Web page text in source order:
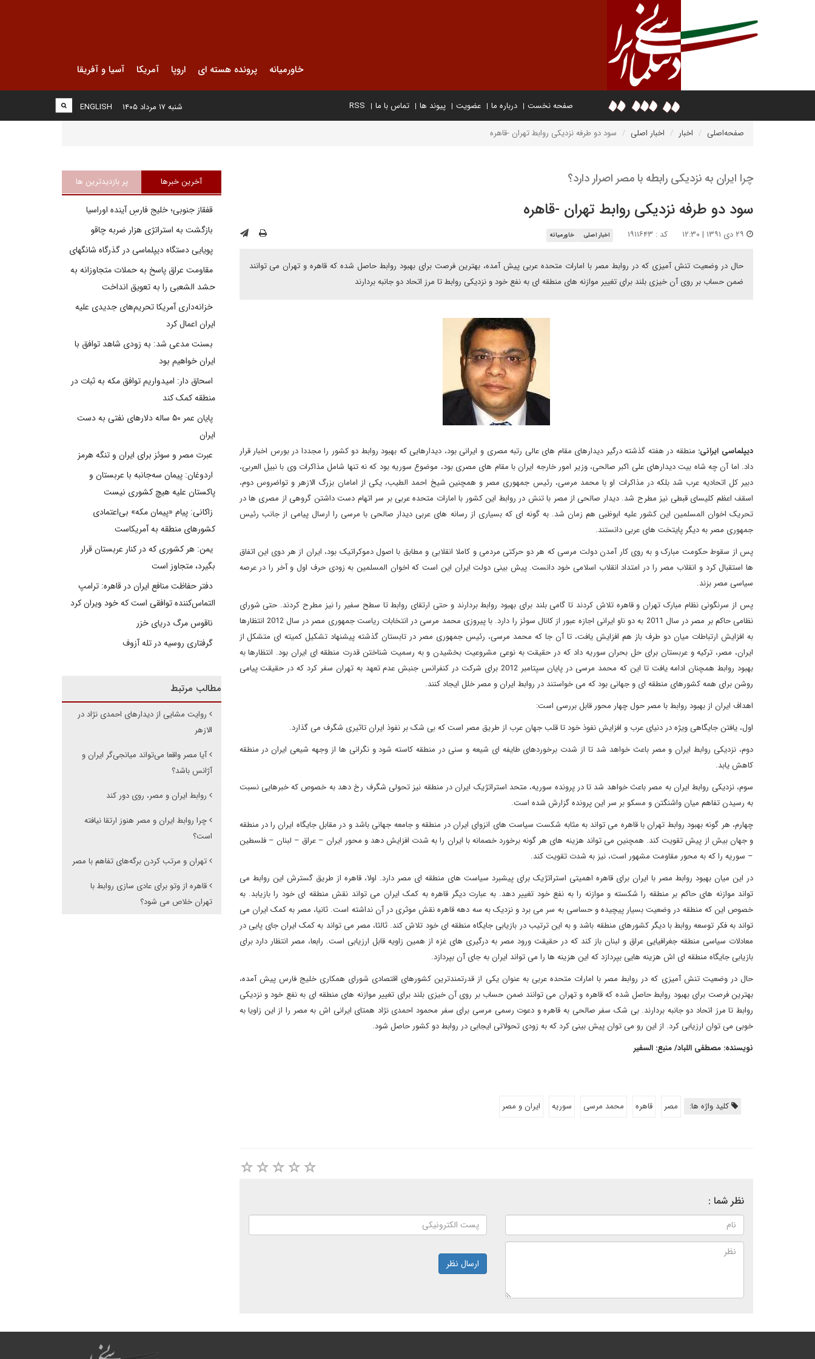
خاورمیانه پرونده هسته ای اروپا آمریکا آسیا و آفریقا
صفحه نخست درباره ما عضویت پیوند ها تماس با ما RSS
ENGLISH شنبه ۱۷ مرداد ۱۴۰۵
صفحه‌اصلی اخبار اخبار اصلی سود دو طرفه نزدیکی روابط تهران -قاهره
چرا ایران به نزدیکی رابطه با مصر اصرار دارد؟
سود دو طرفه نزدیکی روابط تهران -قاهره
کد : ۱۹۱۱۶۴۳ اخبار اصلی خاورمیانه
حال در وضعیت تنش آمیزی که در روابط مصر با امارات متحده عربی پیش آمده، بهترین فرصت برای بهبود روابط حاصل شده که قاهره و تهران می توانند
ضمن حساب بر روی آن خیزی بلند برای تغییر موازنه های منطقه ای به نفع خود و نزدیکی روابط تا مرز اتحاد دو جانبه بردارند
دیپلماسی ایرانی: منطقه در هفته گذشته درگیر دیدارهای مقام های عالی رتبه مصری و ایرانی بود، دیدارهایی که بهبود روابط دو کشور را مجددا در بورس اخبار قرار
داد. اما آن چه شاه بیت دیدارهای علی اکبر صالحی، وزیر امور خارجه ایران با مقام های مصری بود، موضوع سوریه بود که نه تنها شامل مذاکرات وی با نبیل العربی،
دبیر کل اتحادیه عرب شد بلکه در مذاکرات او با محمد مرسی، رئیس جمهوری مصر و همچنین شیخ احمد الطیب، یکی از امامان بزرگ الازهر و تواضروس دوم،
اسقف اعظم کلیسای قبطی نیز مطرح شد. دیدار صالحی از مصر با تنش در روابط این کشور با امارات متحده عربی بر سر اتهام دست داشتن گروهی از مصری ها در
تحریک اخوان المسلمین این کشور علیه ابوظبی هم زمان شد. به گونه ای که بسیاری از رسانه های عربی دیدار صالحی با مرسی را ارسال پیامی از جانب رئیس
جمهوری مصر به دیگر پایتخت های عربی دانستند.
پس از سقوط حکومت مبارک و به روی کار آمدن دولت مرسی که هر دو حرکتی مردمی و کاملا انقلابی و مطابق با اصول دموکراتیک بود، ایران از هر دوی این اتفاق
ها استقبال کرد و انقلاب مصر را در امتداد انقلاب اسلامی خود دانست. پیش بینی دولت ایران این است که اخوان المسلمین به زودی حرف اول و آخر را در عرصه
سیاسی مصر بزند.
پس از سرنگونی نظام مبارک تهران و قاهره تلاش کردند تا گامی بلند برای بهبود روابط بردارند و حتی ارتقای روابط تا سطح سفیر را نیز مطرح کردند. حتی شورای
نظامی حاکم بر مصر در سال 2011 به دو ناو ایرانی اجازه عبور از کانال سوئز را دارد. با پیروزی محمد مرسی در انتخابات ریاست جمهوری مصر در سال 2012 انتظارها
به افزایش ارتباطات میان دو طرف باز هم افزایش یافت، تا آن جا که محمد مرسی، رئیس جمهوری مصر در تابستان گذشته پیشنهاد تشکیل کمیته ای متشکل از
ایران، مصر، ترکیه و عربستان برای حل بحران سوریه داد که در حقیقت به نوعی مشروعیت بخشیدن و به رسمیت شناختن قدرت منطقه ای ایران بود. انتظارها به
بهبود روابط همچنان ادامه یافت تا این که محمد مرسی در پایان سپتامبر 2012 برای شرکت در کنفرانس جنبش عدم تعهد به تهران سفر کرد که در حقیقت پیامی
روشن برای همه کشورهای منطقه ای و جهانی بود که می خواستند در روابط ایران و مصر خلل ایجاد کنند.
اهداف ایران از بهبود روابط با مصر حول چهار محور قابل بررسی است:
اول، یافتن جایگاهی ویژه در دنیای عرب و افزایش نفوذ خود تا قلب جهان عرب از طریق مصر است که بی شک بر نفوذ ایران تاثیری شگرف می گذارد.
دوم، نزدیکی روابط ایران و مصر باعث خواهد شد تا از شدت برخوردهای طایفه ای شیعه و سنی در منطقه کاسته شود و نگرانی ها از وجهه شیعی ایران در منطقه
کاهش یابد.
سوم، نزدیکی روابط ایران به مصر باعث خواهد شد تا در پرونده سوریه، متحد استراتژیک ایران در منطقه نیز تحولی شگرف رخ دهد به خصوص که خبرهایی نسبت
به رسیدن تفاهم میان واشنگتن و مسکو بر سر این پرونده گزارش شده است.
چهارم، هر گونه بهبود روابط تهران با قاهره می تواند به مثابه شکست سیاست های انزوای ایران در منطقه و جامعه جهانی باشد و در مقابل جایگاه ایران را در منطقه
و جهان بیش از پیش تقویت کند. همچنین می تواند هزینه های هر گونه برخورد خصمانه با ایران را به شدت افزایش دهد و محور ایران – عراق – لبنان – فلسطین
– سوریه را که به محور مقاومت مشهور است، نیز به شدت تقویت کند.
در این میان بهبود روابط مصر با ایران برای قاهره اهمیتی استراتژیک برای پیشبرد سیاست های منطقه ای مصر دارد. اولا، قاهره از طریق گسترش این روابط می
تواند موازنه های حاکم بر منطقه را شکسته و موازنه را به نفع خود تغییر دهد. به عبارت دیگر قاهره به کمک ایران می تواند نقش منطقه ای خود را بازیابد. به
خصوص این که منطقه در وضعیت بسیار پیچیده و حساسی به سر می برد و نزدیک به سه دهه قاهره نقش موثری در آن نداشته است. ثانیا، مصر به کمک ایران می
تواند به فکر توسعه روابط با دیگر کشورهای منطقه باشد و به این ترتیب در بازیابی جایگاه منطقه ای خود تلاش کند. ثالثا، مصر می تواند به کمک ایران جای پایی در
معادلات سیاسی منطقه جغرافیایی عراق و لبنان باز کند که در حقیقت ورود مصر به درگیری های غزه از همین زاویه قابل ارزیابی است. رابعا، مصر انتظار دارد برای
بازیابی جایگاه منطقه ای اش هزینه هایی بپردازد که این هزینه ها را می تواند ایران به جای آن بپردازد.
حال در وضعیت تنش آمیزی که در روابط مصر با امارات متحده عربی به عنوان یکی از قدرتمندترین کشورهای اقتصادی شورای همکاری خلیج فارس پیش آمده،
بهترین فرصت برای بهبود روابط حاصل شده که قاهره و تهران می توانند ضمن حساب بر روی آن خیزی بلند برای تغییر موازنه های منطقه ای به نفع خود و نزدیکی
روابط تا مرز اتحاد دو جانبه بردارند. بی شک سفر صالحی به قاهره و دعوت رسمی مرسی برای سفر محمود احمدی نژاد همتای ایرانی اش به مصر را از این زاویا به
خوبی می توان ارزیابی کرد. از این رو می توان پیش بینی کرد که به زودی تحولاتی ایجابی در روابط دو کشور حاصل شود.
نویسنده: مصطفی اللباد/ منبع: السفیر
کلید واژه ها: مصر قاهره محمد مرسی سوریه ایران و مصر
نظر شما :
ارسال نظر
آخرین خبرها پر بازدیدترین ها
قفقاز جنوبی؛ خلیج فارسِ آینده اوراسیا
بازگشت به استراتژی هزار ضربه چاقو
پویایی دستگاه دیپلماسی در گذرگاه شانگهای
مقاومت عراق پاسخ به حملات متجاوزانه به
حشد الشعبی را به تعویق انداخت
خزانه‌داری آمریکا تحریم‌های جدیدی علیه
ایران اعمال کرد
بسنت مدعی شد: به زودی شاهد توافق با
ایران خواهیم بود
اسحاق دار: امیدواریم توافق مکه به ثبات در
منطقه کمک کند
پایان عمر ۵۰ ساله دلارهای نفتی به دست
ایران
عبرت مصر و سوئز برای ایران و تنگه هرمز
اردوغان: پیمان سه‌جانبه با عربستان و
پاکستان علیه هیچ کشوری نیست
زاکانی: پیام «پیمان مکه» بی‌اعتمادی
کشورهای منطقه به آمریکاست
یمن: هر کشوری که در کنار عربستان قرار
بگیرد، متجاوز است
دفتر حفاظت منافع ایران در قاهره: ترامپ
التماس‌کننده توافقی است که خود ویران کرد
ناقوس مرگ دریای خزر
گرفتاری روسیه در تله آزوف
مطالب مرتبط
روایت مشایی از دیدارهای احمدی نژاد در
الازهر
آیا مصر واقعا می‌تواند میانجی‌گر ایران و
آژانس باشد؟
روابط ایران و مصر، روی دور کند
چرا روابط ایران و مصر هنوز ارتقا نیافته
است؟
تهران و مرتب کردن برگه‌های تفاهم با مصر
قاهره از وتو برای عادی سازی روابط با
تهران خلاص می شود؟